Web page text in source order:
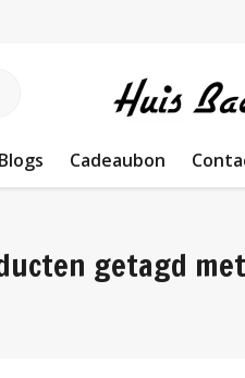
Cadeaubon
getagd